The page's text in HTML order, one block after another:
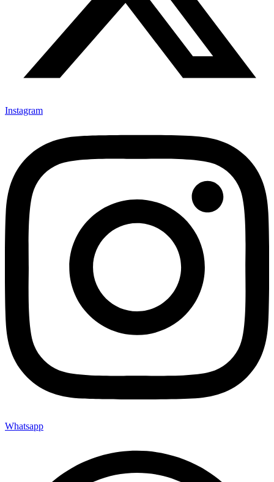
Instagram
Whatsapp